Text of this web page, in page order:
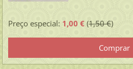
Preço especial: 1,00 €(1,50 €)